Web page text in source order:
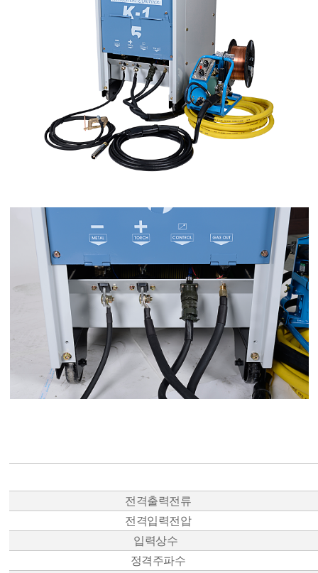
전격출력전류
전격입력전압
입력상수
정격주파수